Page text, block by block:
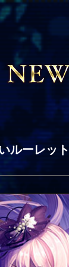
ルーレッ